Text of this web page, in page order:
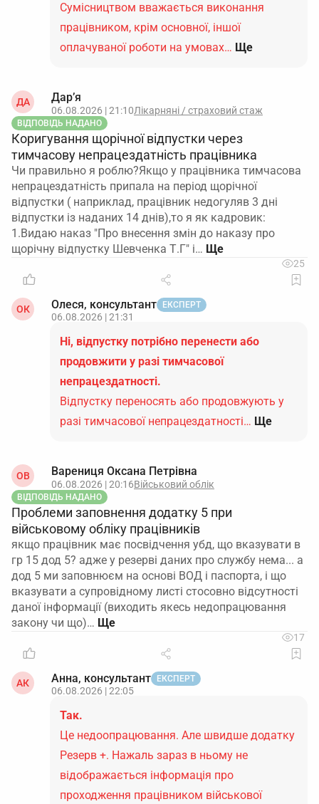
Сумісництвом вважається виконання
працівником, крім основної, іншої
оплачуваної роботи на умовах… Ще
ДА Дар’я
06.08.2026 | 21:10Лікарняні / страховий стаж
ВІДПОВІДЬ НАДАНО
Коригування щорічної відпустки через
тимчасову непрацездатність працівника
Чи правильно я роблю?Якщо у працівника тимчасова
непрацездатність припала на період щорічної
відпустки ( наприклад, працівник недогуляв 3 дні
відпустки із наданих 14 днів),то я як кадровик:
1.Видаю наказ "Про внесення змін до наказу про
щорічну відпустку Шевченка Т.Г" і…
25
ОК Олеся, консультант ЕКСПЕРТ
06.08.2026 | 21:31
Ні, відпустку потрібно перенести або
продовжити у разі тимчасової
непрацездатності.
Відпустку переносять або продовжують у
разі тимчасової непрацездатності… Ще
ОВ Варениця Оксана Петрівна
06.08.2026 | 20:16Військовий облік
ВІДПОВІДЬ НАДАНО
Проблеми заповнення додатку 5 при
військовому обліку працівників
якщо працівник має посвідчення убд, що вказувати в
гр 15 дод 5? адже у резерві даних про службу нема... а
дод 5 ми заповнюєм на основі ВОД і паспорта, і що
вказувати а супровідному листі стосовно відсутності
даної інформації (виходить якесь недопрацювання
закону чи що)…
17
АК Анна, консультант ЕКСПЕРТ
06.08.2026 | 22:05
Так.
Це недоопрацювання. Але швидше додатку
Резерв +. Нажаль зараз в ньому не
відображається інформація про
проходження працівником військової